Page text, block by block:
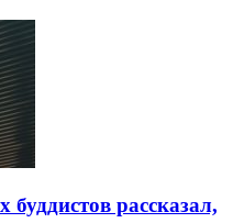
буддистов рассказал,